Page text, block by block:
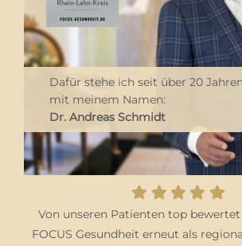
Dafür stehe ich seit über 20 Jahren
mit meinem Namen:
Dr. Andreas Schmidt
Von unseren Patienten top
FOCUS Gesundheit erneut als